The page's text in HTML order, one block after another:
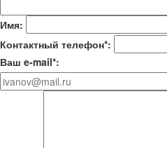
Имя:
Контактный телефон*:
Ваш e-mail*: